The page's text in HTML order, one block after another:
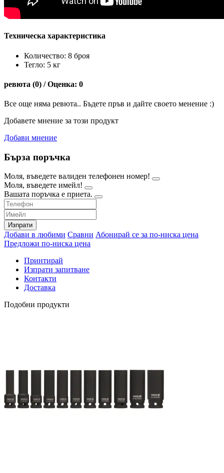
Техническа характеристика
Количество: 8 броя
Тегло: 5 кг
ревюта (0) / Оценка: 0
Все още няма ревюта.. Бъдете пръв и дайте своето менение :)
Добавете мнение за този продукт
Добави мнение
Бърза поръчка
Моля, въведете валиден телефонен номер!
Моля, въведете имейл!
Вашата поръчка е приета.
Изпрати
Добави в любими Сравни Абонирай се за по-ниска цена
Предложи по-ниска цена
Принтирай
Изпрати запитване
Контакти
Доставка
Подобни продукти